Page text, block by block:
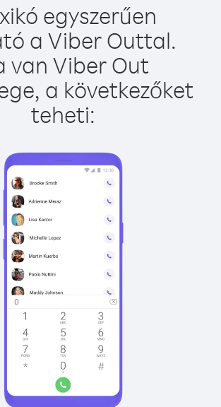
egyszerűen
a Viber Outtal.
van Viber Out
a következőket
teheti: